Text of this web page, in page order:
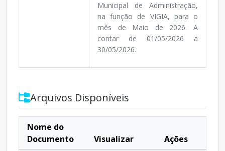
Municipal de Administração,
na função de VIGIA, para o
mês de Maio de 2026. A
contar de 01/05/2026 a
30/05/2026.
Arquivos Disponíveis
Nome do
Documento
Visualizar
Ações